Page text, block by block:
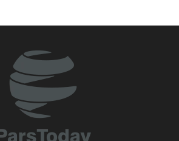
dan Drone
Antena Anti-Jamming: Lonjakan
Shekan